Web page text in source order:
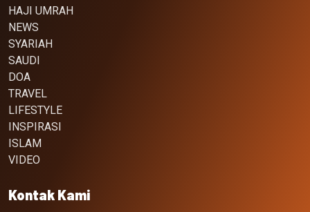
HAJI UMRAH
NEWS
SYARIAH
SAUDI
DOA
TRAVEL
LIFESTYLE
INSPIRASI
ISLAM
VIDEO
Kontak Kami